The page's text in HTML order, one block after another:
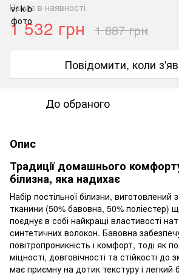
Немає в наявності
1 532 грн 1 887 грн
Повідомити, коли
До обраного
Опис
Традиції домашнього
білизна, яка надихає
Набір постільної білизни, виготовлений
тканини (50% бавовна, 50% поліестер)
поєднує в собі найкращі властивості
синтетичних волокон. Бавовна
повітропроникність і комфорт, тоді як
міцності, довговічності та стійкості до
має приємну на дотик текстуру і легкий